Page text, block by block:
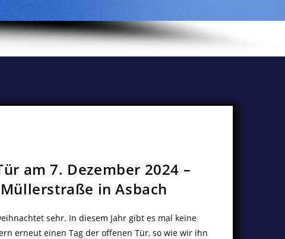
am 7. Dezember 2024 –
in Asbach
sehr. In diesem Jahr gibt es mal keine
erneut einen Tag der offenen Tür, so wie wir ihn